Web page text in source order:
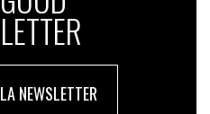
NEWSLETTER